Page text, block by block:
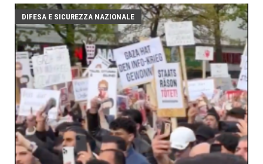
DIFESA E SICUREZZA NAZIONALE